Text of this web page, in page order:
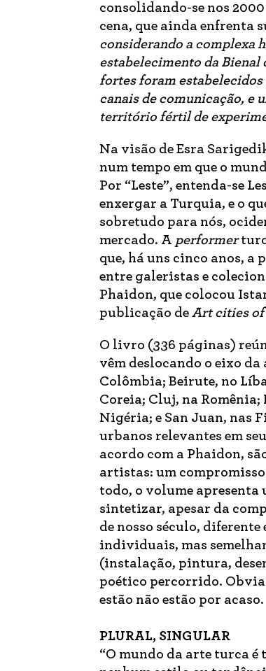
consolidando-se nos
cena, que ainda enfrenta
considerando a complexa
estabelecimento da Bienal
fortes foram
canais de comunicação, e
território fértil de
Na visão de Esra
num tempo em que o
Por “Leste”, entenda-se
enxergar a Turquia, e o
sobretudo para nós,
mercado. A performer
que, há uns cinco anos, a
entre galeristas e
Phaidon, que colocou
publicação de Art cities
O livro (336 páginas)
vêm deslocando o eixo
Colômbia; Beirute, no
Coreia; Cluj, na
Nigéria; e San Juan, nas
urbanos relevantes em
acordo com a Phaidon,
artistas: um
todo, o volume apresenta
sintetizar, apesar da
de nosso século,
individuais, mas
(instalação, pintura,
poético percorrido.
estão não estão por acaso.
PLURAL, SINGULAR
“O mundo da arte turca